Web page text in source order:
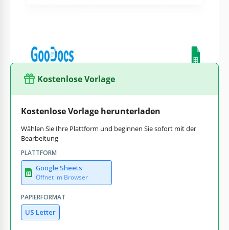
Kostenlose Vorlage
Kostenlose Vorlage herunterladen
Wählen Sie Ihre Plattform und beginnen Sie sofort mit der
Bearbeitung
PLATTFORM
Google Sheets
Öffnet im Browser
PAPIERFORMAT
US Letter